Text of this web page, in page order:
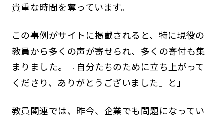
貴重な時間を奪っています。
この事例がサイトに掲載されると、特に現役の
教員から多くの声が寄せられ、多くの寄付も集
まりました。『自分たちのために立ち上がって
くださり、ありがとうございました』と」
教員関連では、昨今、企業でも問題になってい